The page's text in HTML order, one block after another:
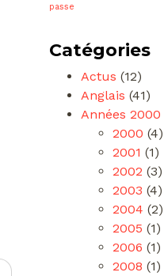
passe
Catégories
Actus (12)
Anglais (41)
Années 2000
2000 (4)
2001 (1)
2002 (3)
2003 (4)
2004 (2)
2005 (1)
2006 (1)
2008 (1)